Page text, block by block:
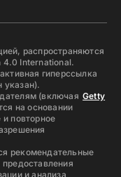
распространяются
4.0 International.
гиперссылка
указан).
(включая Getty
на основании
повторное
рекомендательные
и анализа